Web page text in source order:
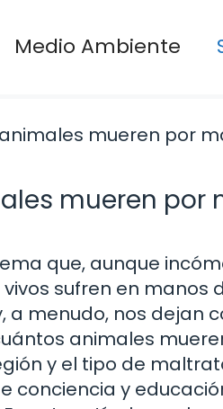
Medio Ambiente
mueren por
que, aunque
sufren en manos
a menudo, nos dejan
animales
y el tipo de
conciencia y